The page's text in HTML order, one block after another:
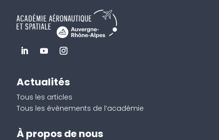
Actualités
Tous les articles
Tous les évènements de l’académie
À propos de nous